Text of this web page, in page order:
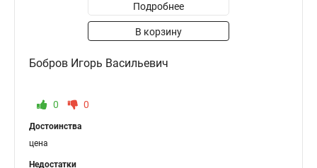
Подробнее
В корзину
Бобров Игорь Васильевич
0 0
Достоинства
цена
Недостатки